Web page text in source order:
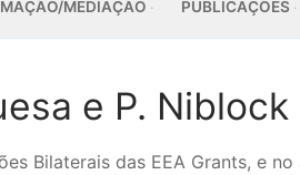
MEDIAÇÃO PUBLICAÇÕES
e P. Niblock
Bilaterais das EEA Grants, e